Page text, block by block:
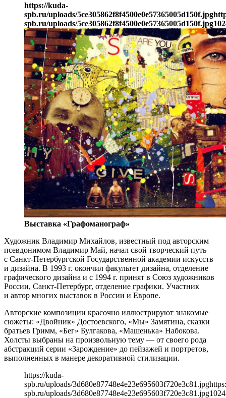
https://kuda-
spb.ru/uploads/5ce305862f8f4500e0e57365005d150f.jpg
spb.ru/uploads/5ce305862f8f4500e0e57365005d150f.jpg
Выставка «Графоманограф»
Художник Владимир Михайлов, известный под авторским
псевдонимом Владимир Май, начал свой творческий путь
с Санкт-Петербургской Государственной академии искусств
и дизайна. В 1993 г. окончил факультет дизайна, отделение
графического дизайна и с 1994 г. принят в Союз художников
России, Санкт-Петербург, отделение графики. Участник
и автор многих выставок в России и Европе.
Авторские композиции красочно иллюстрируют знакомые
сюжеты: «Двойник» Достоевского, «Мы» Замятина, сказки
братьев Гримм, «Бег» Булгакова, «Машенька» Набокова.
Холсты выбраны на произвольную тему — от своего рода
абстракций серии «Зарождение» до пейзажей и портретов,
выполненных в манере декоративной стилизации.
https://kuda-
spb.ru/uploads/3d680e87748e4e23e695603f720e3c81.jpg
spb.ru/uploads/3d680e87748e4e23e695603f720e3c81.jpg1024